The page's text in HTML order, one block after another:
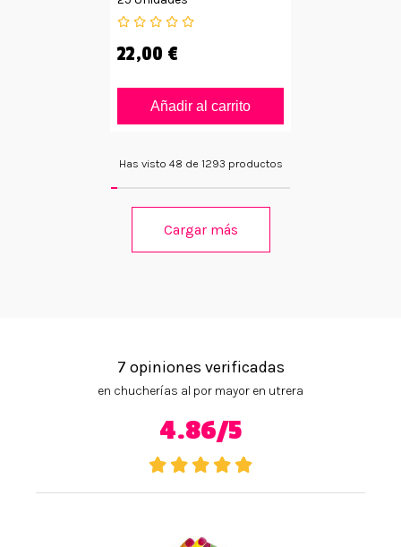
22,00 €
Añadir al carrito
Has visto 48 de 1293 productos
Cargar más
7 opiniones verificadas
en chucherías al por mayor en utrera
4.86/5